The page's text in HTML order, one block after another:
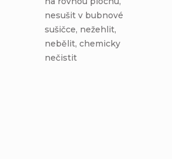
nesušit v bubnové
sušičce, nežehlit,
nebělit, chemicky
nečistit